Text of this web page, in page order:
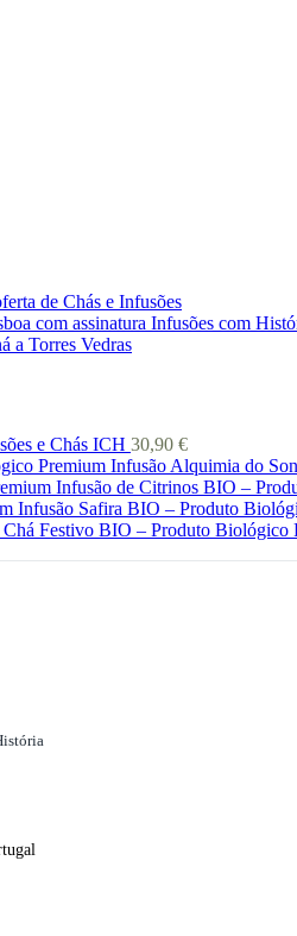
de Chás e Infusões
com assinatura Infusões com
a Torres Vedras
e Chás ICH 30,90 €
Infusão Alquimia do
Infusão de Citrinos BIO –
Infusão Safira BIO – Produto
Chá Festivo BIO – Produto Biológico